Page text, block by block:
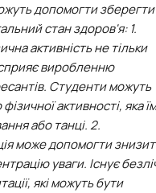
допомогти зберегти
стан здоров'я: 1.
активність не тільки
виробленню
Студенти можуть
активності, яка їм
або танці.2.
може допомогти
уваги. Існує
які можуть бути